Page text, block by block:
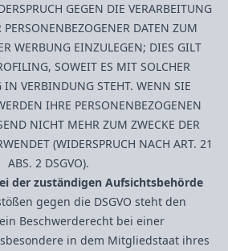
GEGEN DIE VERARBEITUNG
PERSONENBEZOGENER DATEN ZUM
WERBUNG EINZULEGEN; DIES GILT
SOWEIT ES MIT SOLCHER
IN VERBINDUNG STEHT. WENN SIE
IHRE PERSONENBEZOGENEN
NICHT MEHR ZUM ZWECKE DER
(WIDERSPRUCH NACH ART. 21
ABS. 2 DSGVO).
der zuständigen Aufsichts­behörde
gegen die DSGVO steht den
Beschwerderecht bei einer
in dem Mitgliedstaat ihres